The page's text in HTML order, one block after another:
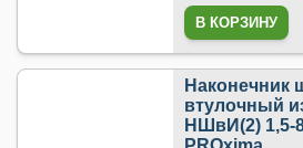
Наконечник
втулочный
НШвИ(2) 1,5-